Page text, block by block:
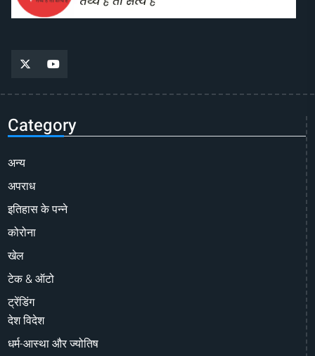
Category
अन्य
अपराध
इतिहास के पन्ने
कोरोना
खेल
टेक & ऑटो
ट्रेंडिंग
देश विदेश
धर्म-आस्था और ज्योतिष